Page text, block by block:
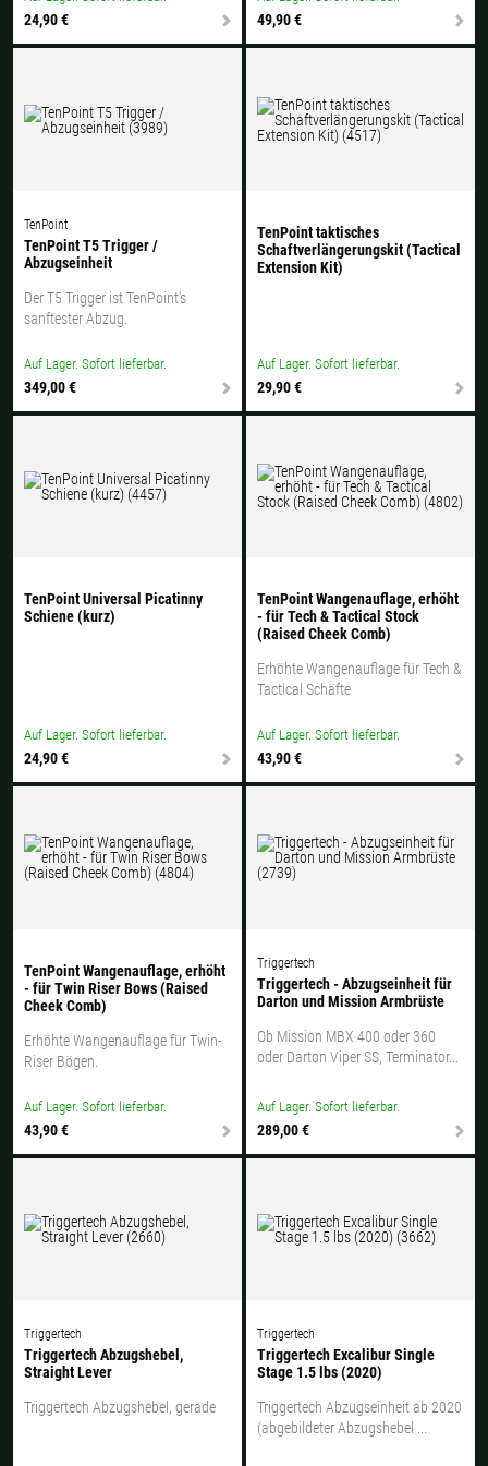
24,90 € 49,90 €
TenPoint
TenPoint T5 Trigger /
Abzugseinheit
Der T5 Trigger ist TenPoint's
sanftester Abzug.
Auf Lager. Sofort lieferbar.
349,00 €
TenPoint taktisches
Schaftverlängerungskit (Tactical
Extension Kit)
Auf Lager. Sofort lieferbar.
29,90 €
TenPoint Universal Picatinny
Schiene (kurz)
Auf Lager. Sofort lieferbar.
24,90 €
TenPoint Wangenauflage, erhöht
- für Tech & Tactical Stock
(Raised Cheek Comb)
Erhöhte Wangenauflage für Tech &
Tactical Schäfte
Auf Lager. Sofort lieferbar.
43,90 €
TenPoint Wangenauflage, erhöht
- für Twin Riser Bows (Raised
Cheek Comb)
Erhöhte Wangenauflage für Twin-
Riser Bögen.
Auf Lager. Sofort lieferbar.
43,90 €
Triggertech
Triggertech - Abzugseinheit für
Darton und Mission Armbrüste
Ob Mission MBX 400 oder 360
oder Darton Viper SS, Terminator...
Auf Lager. Sofort lieferbar.
289,00 €
Triggertech
Triggertech Abzugshebel,
Straight Lever
Triggertech Abzugshebel, gerade
Triggertech
Triggertech Excalibur Single
Stage 1.5 lbs (2020)
Triggertech Abzugseinheit ab 2020
(abgebildeter Abzugshebel ...